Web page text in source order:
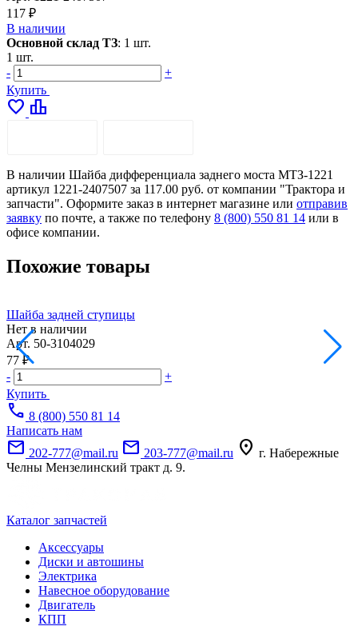
117 ₽
В наличии
Основной склад ТЗ: 1 шт.
1 шт.
-
+
Купить
favorite leaderboard
В наличии Шайба дифференциала заднего моста МТЗ-1221
артикул 1221-2407507 за 117.00 руб. от компании "Трактора и
запчасти". Оформите заказ в интернет магазине или отправив
заявку по почте, а также по телефону 8 (800) 550 81 14 или в
офисе компании.
Похожие товары
Шайба задней ступицы
Нет в наличии
Арт. 50-3104029
77 ₽
-
+
Купить
call 8 (800) 550 81 14
Написать нам
mail 202-777@mail.ru mail 203-777@mail.ru location_on г. Набережные
Челны Мензелинский тракт д. 9.
Каталог запчастей
Аксессуары
Диски и автошины
Электрика
Навесное оборудование
Двигатель
КПП